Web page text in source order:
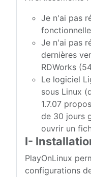
Je n'ai pas
Je n'ai pas
dernières
RDWorks
Le logiciel
sous Linux
1.7.07
de 30 jours
ouvrir un
I-
PlayOnLinux
configurations